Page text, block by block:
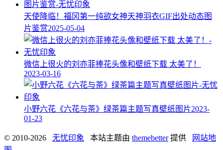
天使降临！福冈第一纯欲女神天神羽衣GIF出处动态图
片鉴赏2025-05-04
微信上很火的刘亦菲捧花头像和壁纸下载 太美了！
2023-03-16
小野六花《六花与茶》绿茶篇主题写真壁纸图片2023-
01-23
© 2010-2026 无忧印象 本站主题由 themebetter提供
网站地